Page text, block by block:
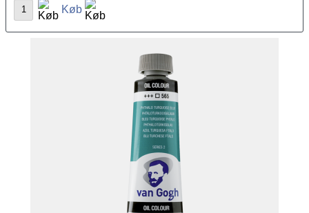
Van Gogh oliemaling imponerer med sin ensartede glans
og er ekstermt lysægte i op til 200 år, hvilket gør den til et
Alle farver kan blandes indbyrdes.
Køb